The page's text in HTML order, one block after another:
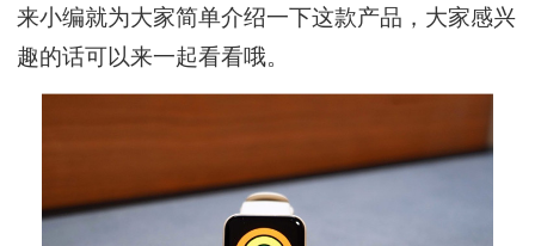
来小编就为大家简单介绍一下这款产品，大家感兴
趣的话可以来一起看看哦。